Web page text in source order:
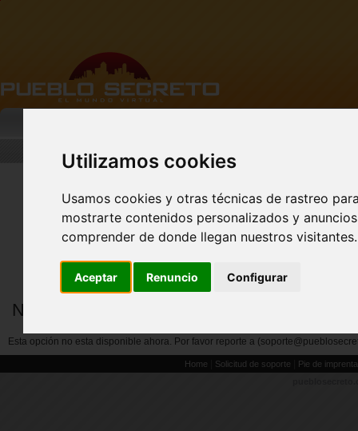
Utilizamos cookies
Usamos cookies y otras técnicas de rastreo
mostrarte contenidos personalizados y
comprender de donde llegan nuestros visitantes.
Aceptar Renuncio Configurar
FACEBOOK Pueblo
Secreto - CLIC AQUÍ
Notificar abuso por miembros
Esta opción no esta disponible ahora. Por favor reporte a
Home Solicitud de soporte Pie de imprenta